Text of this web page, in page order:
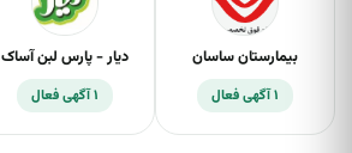
بیمارستان ساسان
۱ آگهی فعال
دیار - پارس لبن آساک
۱ آگهی فعال